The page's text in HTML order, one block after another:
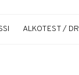
ALKOTEST /